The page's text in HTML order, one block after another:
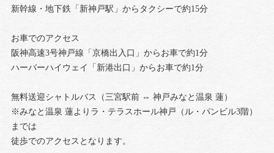
新幹線・地下鉄「新神戸駅」からタクシーで約15分
お車でのアクセス
阪神高速3号神戸線「京橋出入口」からお車で約1分
ハーバーハイウェイ「新港出口」からお車で約1分
無料送迎シャトルバス（三宮駅前 ⇔ 神戸みなと温泉 蓮）
※みなと温泉 蓮よりラ・テラスホール神戸（ル・パンビル3階）
までは
徒歩でのアクセスとなります。